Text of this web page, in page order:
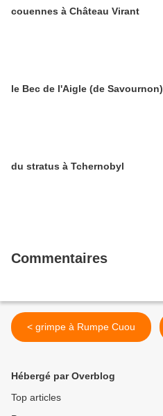
couennes à Château Virant
le Bec de l'Aigle (de Savournon)
du stratus à Tchernobyl
Commentaires
< grimpe à Rumpe Cuou
Hébergé par Overblog
Top articles